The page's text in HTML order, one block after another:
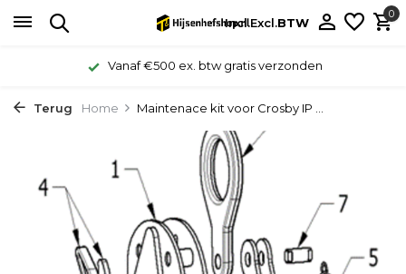
Incl.Excl.BTW
0
Vanaf €500 ex. btw gratis verzonden
Terug Home Maintenace kit voor Crosby IP ...